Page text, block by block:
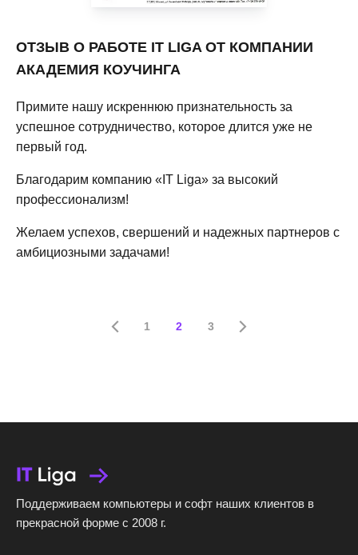
ОТЗЫВ О РАБОТЕ IT LIGA ОТ КОМПАНИИ
АКАДЕМИЯ КОУЧИНГА
Примите нашу искреннюю признательность за
успешное сотрудничество, которое длится уже не
первый год.
Благодарим компанию «IT Liga» за высокий
профессионализм!
Желаем успехов, свершений и надежных партнеров с
амбициозными задачами!
1 2 3
Поддерживаем компьютеры и софт наших клиентов в
прекрасной форме с 2008 г.